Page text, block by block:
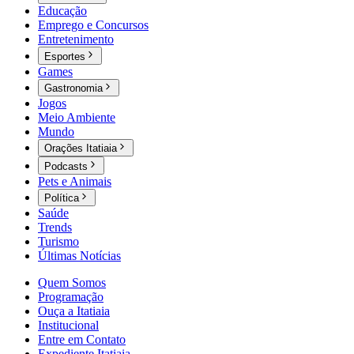
Educação
Emprego e Concursos
Entretenimento
Esportes
Games
Gastronomia
Jogos
Meio Ambiente
Mundo
Orações Itatiaia
Podcasts
Pets e Animais
Política
Saúde
Trends
Turismo
Últimas Notícias
Quem Somos
Programação
Ouça a Itatiaia
Institucional
Entre em Contato